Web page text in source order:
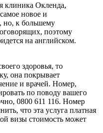
клиника Окленда,
новое и
но, к большему
поэтому
на английском.
здоровья, то
она покрывает
и врачей. Номер,
по поводу вашего
0800 611 116. Номер
что эта услуга платная
визы стоимость может